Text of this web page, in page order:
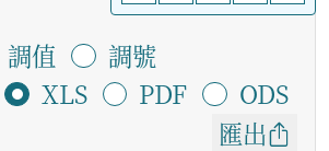
調值
調號
XLS
PDF
ODS
匯出